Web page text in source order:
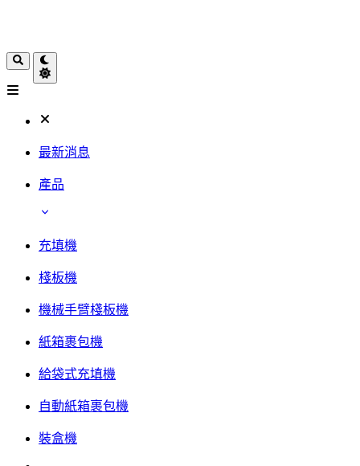
最新消息
產品
充填機
棧板機
機械手臂棧板機
紙箱裹包機
給袋式充填機
自動紙箱裹包機
裝盒機